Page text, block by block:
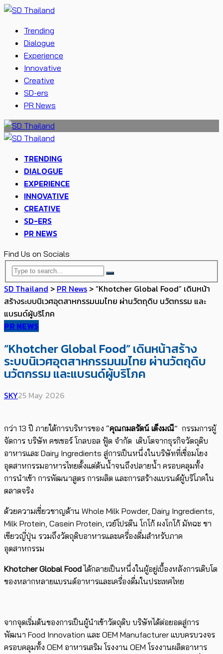
Trending
Dialogue
Experience
Innovative
Creative
SD-ers
PR News
TRENDING
DIALOGUE
EXPERIENCE
INNOVATIVE
CREATIVE
SD-ERS
PR NEWS
Find Us on Socials
SD Thailand > PR News >“Khotcher Global Food” เดินหน้า
สร้างระบบนิเวศอุตสาหกรรมนมไทย ผ่านวัตถุดิบ นวัตกรรม และ
แบรนด์ผู้บริโภค
PR NEWS
“Khotcher Global Food” เดินหน้าสร้าง
ระบบนิเวศอุตสาหกรรมนมไทย ผ่านวัตถุดิบ
นวัตกรรม และแบรนด์ผู้บริโภค
SKY25 May 2026
กว่า 13 ปี ภายใต้การบริหารของ “คุณกมลรัตน์ เต็งมณี” กรรมการผู้
จัดการ บริษัท คชเชอร์ โกลบอล ฟู้ด จำกัด เติบโตจากธุรกิจวัตถุดิบ
อาหารและ Dairy Ingredients สู่การเป็นหนึ่งในบริษัทที่เชื่อมโยง
อุตสาหกรรมอาหารไทยตั้งแต่ต้นน้ำจนถึงปลายน้ำ ครอบคลุมทั้ง
การนำเข้า การพัฒนาสูตร การผลิต และการสร้างแบรนด์ผู้บริโภคใน
ตลาดจริง
ด้วยความเชี่ยวชาญด้าน Whole Milk Powder, Dairy Ingredients,
Milk Protein, Casein Protein, เวย์โปรตีน โกโก้ ผงโกโก้ มัทฉะ ชา
เขียวญี่ปุ่น รวมถึงวัตถุดิบอาหารและเครื่องดื่มสำหรับภาค
อุตสาหกรรม
Khotcher Global Foodได้กลายเป็นหนึ่งในผู้อยู่เบื้องหลังการเติบโต
ของหลากหลายแบรนด์อาหารและเครื่องดื่มในประเทศไทย
จากจุดเริ่มต้นของการเป็นผู้นำเข้าวัตถุดิบ บริษัทได้ต่อยอดสู่การ
พัฒนา Food Innovation และ OEM Manufacturer แบบครบวงจร
ครอบคลุมทั้ง OEM อาหารเสริม โรงงาน OEM โรงงานผลิตอาหาร